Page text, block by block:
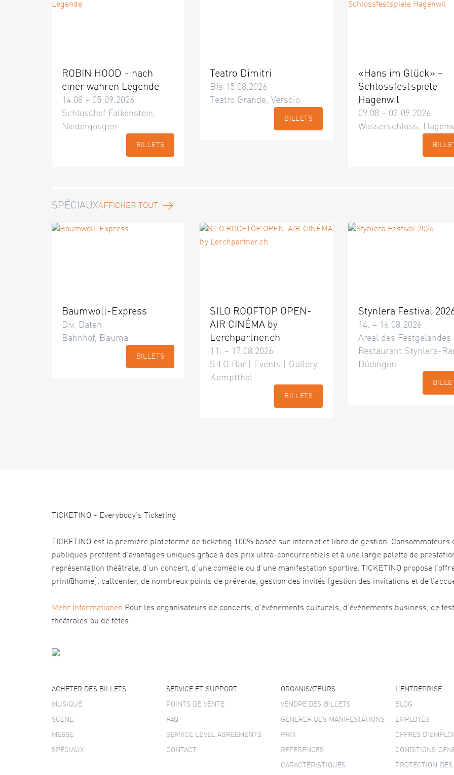
ROBIN HOOD - nach
einer wahren Legende
14.08 – 05.09.2026
Schlosshof Falkenstein,
Niedergösgen
BILLETS
Teatro Dimitri
Bis 15.08.2026
Teatro Grande, Verscio
BILLETS
«Hans im Glück» –
Schlossfestspiele
Hagenwil
09.08 – 02.09.2026
Wasserschloss,
SPÉCIAUXAFFICHER TOUT
Baumwoll-Express
Div. Daten
Bahnhof, Bauma
BILLETS
SILO ROOFTOP OPEN-
AIR CINÉMA by
Lerchpartner.ch
11. – 17.08.2026
SILO Bar | Events | Gallery,
Kemptthal
BILLETS
Stynlera Festival
14. – 16.08.2026
Areal des Festgeländes
Restaurant Stynlera-
Düdingen
TICKETINO - Everybody's Ticketing
TICKETINO est la première plateforme de ticketing 100% basée sur internet et libre de gestion.
publiques profitent d’avantages uniques grâce à des prix ultra-concurrentiels et à une large palette de
représentation théâtrale, d’un concert, d’une comédie ou d’une manifestation sportive, TICKETINO propose
print@home), callcenter, de nombreux points de prévente, gestion des invités (gestion des invitations et de
Mehr Informationen Pour les organisateurs de concerts, d’événements culturels, d’événements business, de
théâtrales ou de fêtes.
ACHETER DES BILLETS
MUSIQUE
SCÈNE
MESSE
SPÉCIAUX
SERVICE ET SUPPORT
POINTS DE VENTE
FAQ
SERVICE LEVEL AGREEMENTS
CONTACT
ORGANISATEURS
VENDRE DES BILLETS
GÉNERER DES MANIFESTATIONS
PRIX
REFERENCES
CARACTÉRISTIQUES
L’ENTREPRISE
BLOG
EMPLOYÉS
OFFRES D’EMPLOI
CONDITIONS
PROTECTION